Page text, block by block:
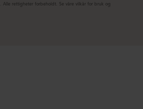
. Alle rettigheter forbeholdt. Se våre vilkår for bruk og